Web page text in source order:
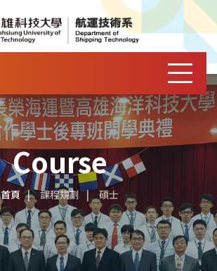
Course
首頁 課程規劃 碩士